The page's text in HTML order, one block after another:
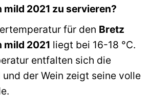
mild 2021 zu servieren?
für den Bretz
mild 2021 liegt bei 16-18 °C.
entfalten sich die
der Wein zeigt seine volle